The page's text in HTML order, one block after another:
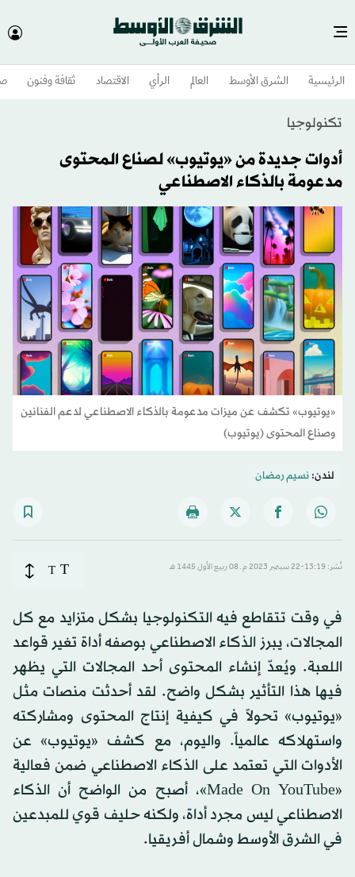
الرئيسية الشرق الأوسط​ العالم الرأي الاقتصاد ثقافة وفنون
تكنولوجيا
أدوات جديدة من «يوتيوب» لصناع المحتوى
مدعومة بالذكاء الاصطناعي
«يوتيوب» تكشف عن ميزات مدعومة بالذكاء الاصطناعي لدعم الفنانين
وصناع المحتوى (يوتيوب)
لندن:نسيم رمضان
نُشر: 13:19-22 سبتمبر 2023 م ـ 08 ربيع الأول 1445 هـ T
T
في وقت تتقاطع فيه التكنولوجيا بشكل متزايد مع كل
المجالات، يبرز الذكاء الاصطناعي بوصفه أداة تغير قواعد
اللعبة. ويُعدّ إنشاء المحتوى أحد المجالات التي يظهر
فيها هذا التأثير بشكل واضح. لقد أحدثت منصات مثل
«يوتيوب» تحولاً في كيفية إنتاج المحتوى ومشاركته
واستهلاكه عالمياً. واليوم، مع كشف «يوتيوب» عن
الأدوات التي تعتمد على الذكاء الاصطناعي ضمن فعالية
«Made On YouTube»، أصبح من الواضح أن الذكاء
الاصطناعي ليس مجرد أداة، ولكنه حليف قوي للمبدعين
في الشرق الأوسط وشمال أفريقيا.